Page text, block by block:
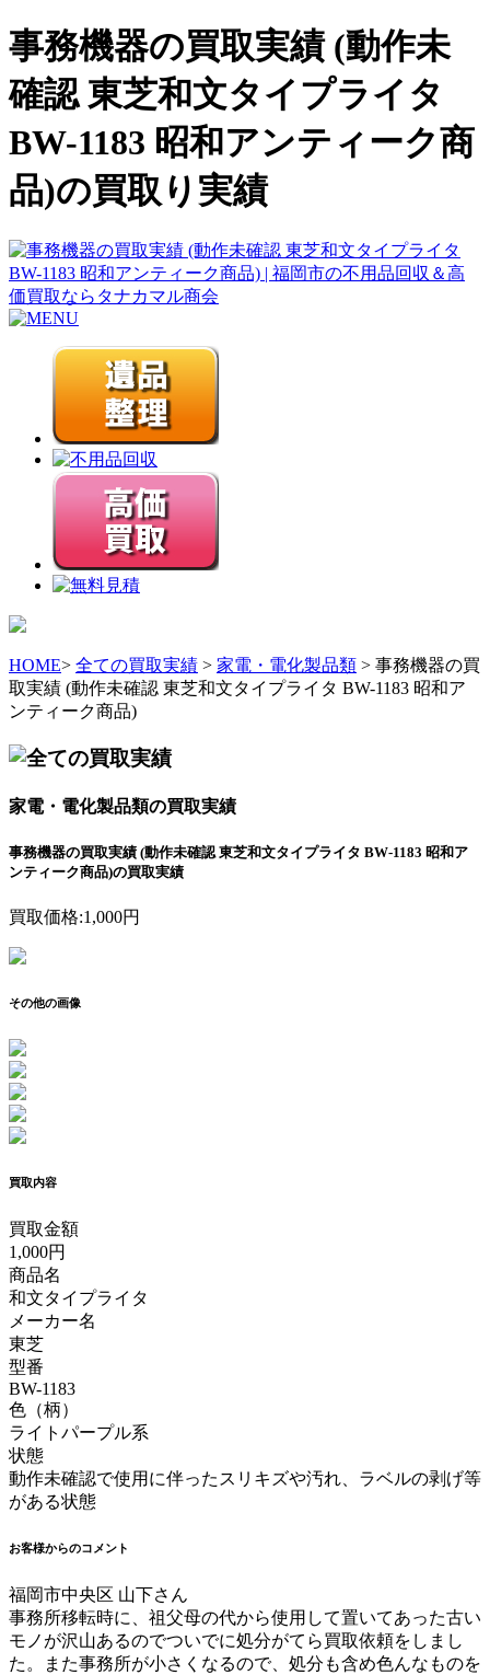
事務機器の買取実績 (動作未
確認 東芝和文タイプライタ
BW-1183 昭和アンティーク商
品)の買取り実績
HOME> 全ての買取実績 > 家電・電化製品類 > 事務機器の買
取実績 (動作未確認 東芝和文タイプライタ BW-1183 昭和ア
ンティーク商品)
家電・電化製品類の買取実績
事務機器の買取実績 (動作未確認 東芝和文タイプライタ BW-1183 昭和ア
ンティーク商品)の買取実績
買取価格:1,000円
その他の画像
買取内容
買取金額
1,000円
商品名
和文タイプライタ
メーカー名
東芝
型番
BW-1183
色（柄）
ライトパープル系
状態
動作未確認で使用に伴ったスリキズや汚れ、ラベルの剥げ等
がある状態
お客様からのコメント
福岡市中央区 山下さん
事務所移転時に、祖父母の代から使用して置いてあった古い
モノが沢山あるのでついでに処分がてら買取依頼をしまし
た。また事務所が小さくなるので、処分も含め色んなものを